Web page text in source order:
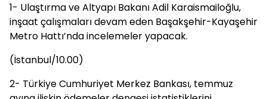
1- Ulaştırma ve Altyapı Bakanı Adil Karaismailoğlu,
inşaat çalışmaları devam eden Başakşehir-Kayaşehir
Metro Hattı’nda incelemeler yapacak.
(İstanbul/10.00)
2- Türkiye Cumhuriyet Merkez Bankası, temmuz